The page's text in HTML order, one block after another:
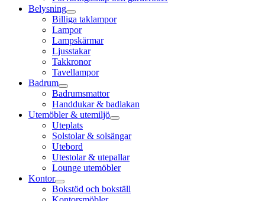
Belysning
Billiga taklampor
Lampor
Lampskärmar
Ljusstakar
Takkronor
Tavellampor
Badrum
Badrumsmattor
Handdukar & badlakan
Utemöbler & utemiljö
Uteplats
Solstolar & solsängar
Utebord
Utestolar & utepallar
Lounge utemöbler
Kontor
Bokstöd och bokställ